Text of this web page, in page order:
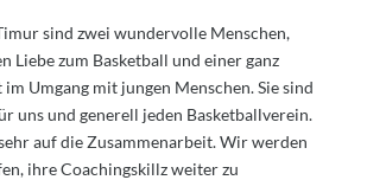
sind zwei wundervolle Menschen,
Liebe zum Basketball und einer ganz
Umgang mit jungen Menschen. Sie sind
uns und generell jeden Basketballverein.
auf die Zusammenarbeit. Wir werden
ihre Coachingskillz weiter zu